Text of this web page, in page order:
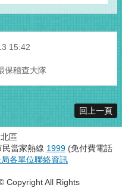
15:42
保稽查大隊
回上一頁
區
當家熱線 1999 (免付費電話
各單位聯絡資訊
Copyright All Rights